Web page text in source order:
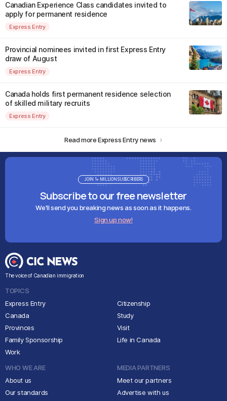
Canadian Experience Class candidates invited to
apply for permanent residence
Express Entry
Provincial nominees invited in first Express Entry
draw of August
Express Entry
Canada holds first permanent residence selection
of skilled military recruits
Express Entry
Read more Express Entry news
Subscribe to our free newsletter
We'll send you breaking news as soon as it happens.
Sign up now!
JOIN 1+ MILLION SUBSCRIBERS
The voice of Canadian immigration
TOPICS
Express Entry
Canada
Provinces
Family Sponsorship
Work
Citizenship
Study
Visit
Life in Canada
WHO WE ARE
About us
Our standards
MEDIA PARTNERS
Meet our partners
Advertise with us